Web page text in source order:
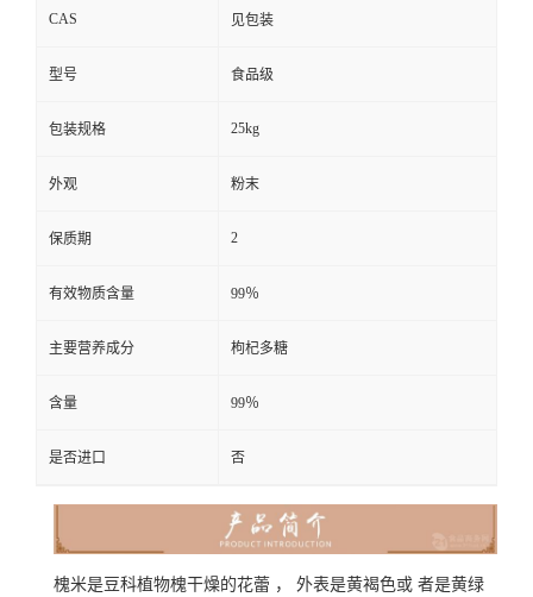
CAS 见包装
型号 食品级
包装规格 25kg
外观 粉末
保质期 2
有效物质含量 99％
主要营养成分 枸杞多糖
含量 99％
是否进口 否
槐米是豆科植物槐干燥的花蕾 ， 外表是黄褐色或 者是黄绿